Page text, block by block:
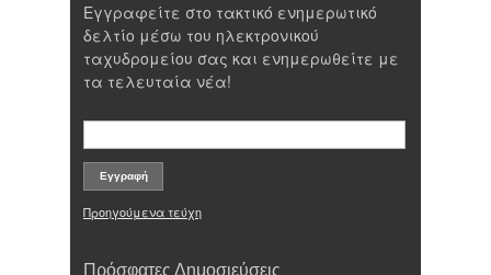
Εγγραφείτε στο τακτικό ενημερωτικό
δελτίο μέσω του ηλεκτρονικού
ταχυδρομείου σας και ενημερωθείτε με
τα τελευταία νέα!
Προηγούμενα τεύχη
Πρόσφατες Δημοσιεύσεις